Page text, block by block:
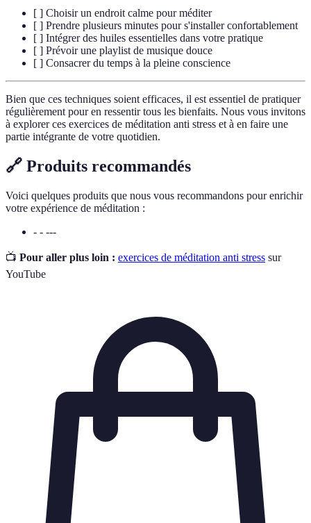
[ ] Choisir un endroit calme pour méditer
[ ] Prendre plusieurs minutes pour s'installer confortablement
[ ] Intégrer des huiles essentielles dans votre pratique
[ ] Prévoir une playlist de musique douce
[ ] Consacrer du temps à la pleine conscience
Bien que ces techniques soient efficaces, il est essentiel de pratiquer
régulièrement pour en ressentir tous les bienfaits. Nous vous invitons
à explorer ces exercices de méditation anti stress et à en faire une
partie intégrante de votre quotidien.
🔗 Produits recommandés
Voici quelques produits que nous vous recommandons pour enrichir
votre expérience de méditation :
- - ---
📺 Pour aller plus loin : exercices de méditation anti stress sur
YouTube